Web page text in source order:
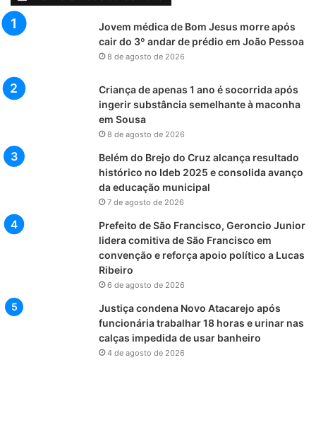
Jovem médica de Bom Jesus morre após
cair do 3º andar de prédio em João Pessoa
8 de agosto de 2026
Criança de apenas 1 ano é socorrida após
ingerir substância semelhante à maconha
em Sousa
8 de agosto de 2026
Belém do Brejo do Cruz alcança resultado
histórico no Ideb 2025 e consolida avanço
da educação municipal
7 de agosto de 2026
Prefeito de São Francisco, Geroncio Junior
lidera comitiva de São Francisco em
convenção e reforça apoio político a Lucas
Ribeiro
6 de agosto de 2026
Justiça condena Novo Atacarejo após
funcionária trabalhar 18 horas e urinar nas
calças impedida de usar banheiro
4 de agosto de 2026